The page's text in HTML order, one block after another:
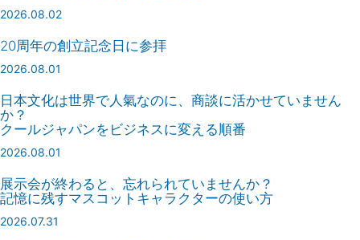
2026.08.02
20周年の創立記念日に参拝
2026.08.01
日本文化は世界で人氣なのに、商談に活かせていません
か？
クールジャパンをビジネスに変える順番
2026.08.01
展示会が終わると、忘れられていませんか？
記憶に残すマスコットキャラクターの使い方
2026.07.31